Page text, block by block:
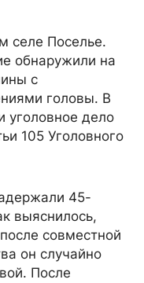
селе Поселье.
обнаружили на
с
головы. В
уголовное дело
105 Уголовного
45-
выяснилось,
совместной
он случайно
После